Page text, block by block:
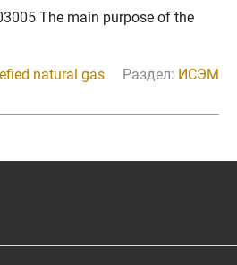
The main purpose of the
natural gas Раздел: ИСЭМ